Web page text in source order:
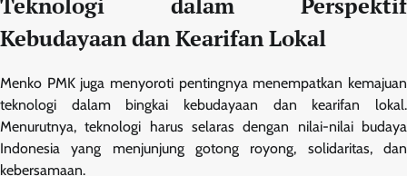
Kebudayaan dan Kearifan Lokal
Menko PMK juga menyoroti pentingnya menempatkan kemajuan
teknologi dalam bingkai kebudayaan dan kearifan lokal.
Menurutnya, teknologi harus selaras dengan nilai-nilai budaya
Indonesia yang menjunjung gotong royong, solidaritas, dan
kebersamaan.